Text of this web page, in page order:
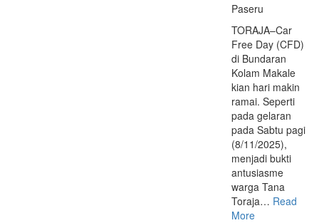
Paseru
TORAJA–Car
Free Day (CFD)
di Bundaran
Kolam Makale
kian hari makin
ramai. Seperti
pada gelaran
pada Sabtu pagi
(8/11/2025),
menjadi bukti
antusiasme
warga Tana
Toraja… Read
More